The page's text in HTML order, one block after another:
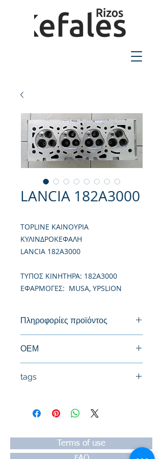
LANCIA 182A3000
TOPLINE ΚΑΙΝΟΥΡΙΑ
ΚΥΛΙΝΔΡΟΚΕΦΑΛΗ
LANCIA 182A3000
TΥΠΟΣ ΚΙΝΗΤΗΡΑ: 182A3000
ΕΦΑΡΜΟΓΕΣ: MUSA, YPSLION
Πληροφορίες προϊόντος
ΟΕΜ
tags
#Κυλινδροκεφαλή #Κεφαλάρι
#TPTOPLINE
Terms of use